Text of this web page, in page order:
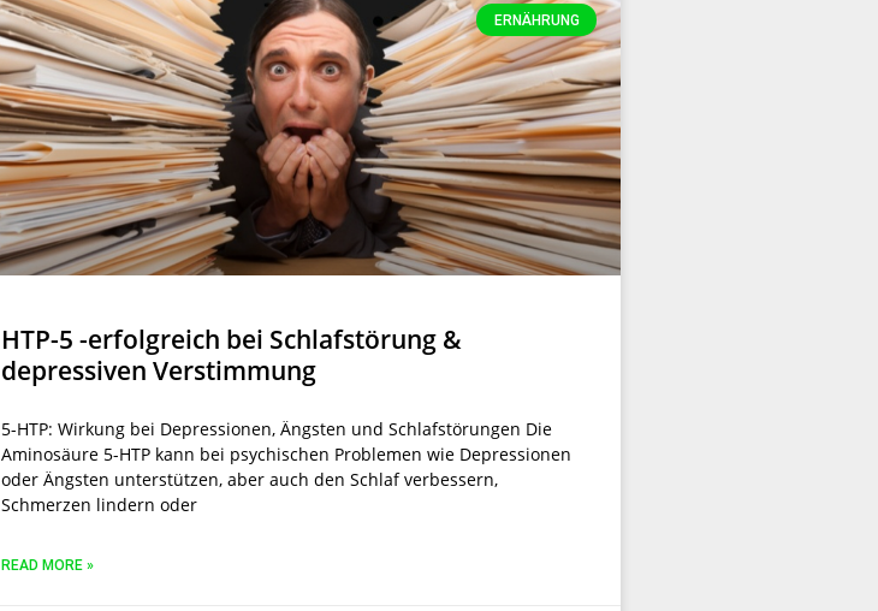
ERNÄHRUNG
HTP-5 -erfolgreich bei Schlafstörung &
depressiven Verstimmung
5-HTP: Wirkung bei Depressionen, Ängsten und Schlafstörungen Die
Aminosäure 5-HTP kann bei psychischen Problemen wie Depressionen
oder Ängsten unterstützen, aber auch den Schlaf verbessern,
Schmerzen lindern oder
READ MORE »